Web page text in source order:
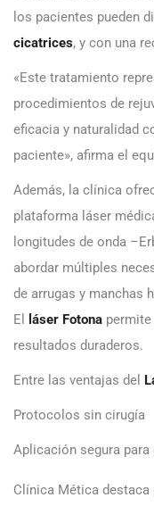
los pacientes pueden
cicatrices, y con una
«Este tratamiento
procedimientos de
eficacia y naturalidad
paciente», afirma el
Además, la clínica
plataforma láser
longitudes de onda
abordar múltiples
de arrugas y manchas
El
láser Fotona
resultados duraderos.
Entre las ventajas del
Protocolos sin cirugía
Aplicación segura
Clínica Mética destaca